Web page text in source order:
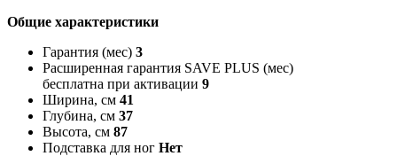
Общие характеристики
Гарантия (мес) 3
Расширенная гарантия SAVE PLUS (мес)
бесплатна при активации 9
Ширина, см 41
Глубина, см 37
Высота, см 87
Подставка для ног Нет